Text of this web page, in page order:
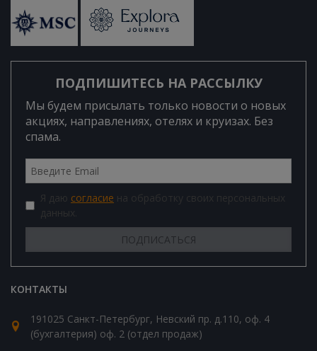
ПОДПИШИТЕСЬ НА РАССЫЛКУ
Мы будем присылать только новости о новых
акциях, направлениях, отелях и круизах. Без
спама.
Я даю согласие на обработку своих персональных
данных.
КОНТАКТЫ
191025 Санкт-Петербург, Невский пр. д.110, оф. 4
(бухгалтерия) оф. 2 (отдел продаж)